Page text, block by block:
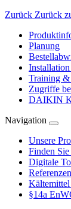
Zurück Zurück
Planung
Training
Zugriffe
DAIKIN
Navigation
Unsere
Finden
Digitale
Referenzen
§14a